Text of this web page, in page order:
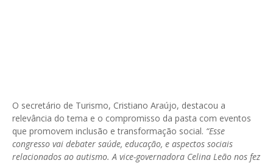
O secretário de Turismo, Cristiano Araújo, destacou a
relevância do tema e o compromisso da pasta com eventos
que promovem inclusão e transformação social. “Esse
congresso vai debater saúde, educação, e aspectos sociais
relacionados ao autismo. A vice-governadora Celina Leão nos fez